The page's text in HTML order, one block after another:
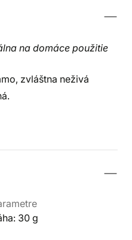
na domáce použitie
zvláštna neživá
30 g